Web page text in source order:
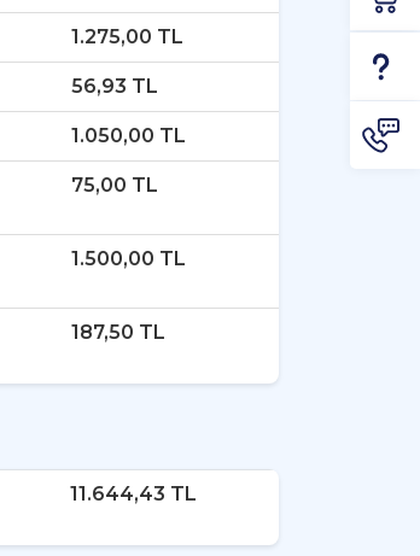
1.275,00 TL
56,93 TL
1.050,00 TL
75,00 TL
1.500,00 TL
187,50 TL
11.644,43 TL